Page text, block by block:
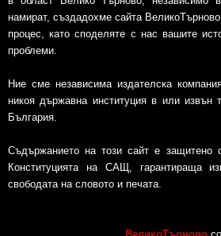
намират, създадохме сайта
процес, като споделяте с нас вашите
проблеми.
Ние сме независима издателска
никоя държавна институция в или извън
България.
Съдържанието на този сайт е защитено
Конституцията на САЩ, гарантираща
свободата на словото и печата.